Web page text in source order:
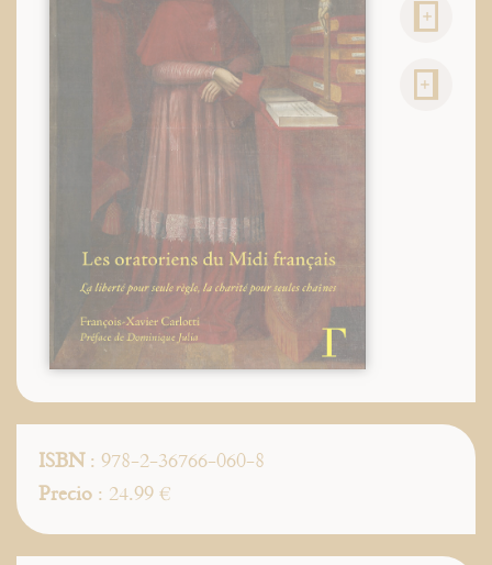
ISBN: 978-2-36766-060-8
Precio : 24.99 €